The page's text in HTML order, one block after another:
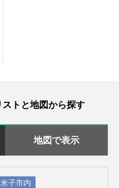
トと地図から探す
地図で表示
米子市内